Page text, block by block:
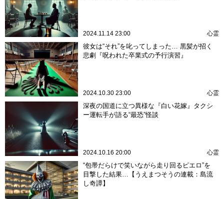
2024.11.14 23:00 心霊
彼女は“それ”を叱ってしまった… 黒髪が招く
悲劇『呪われた卒業式の予行演習』
2024.10.30 23:00 心霊
深夜の国道に立つ異様な『白い花嫁』タクシ
ー運転手が語る“最恐”怪談
2024.10.16 20:00 心霊
“包帯だらけで笑いながら走り回るピエロ”を
目撃した結果…【うえまつそうの連載：島流
し奇譚】